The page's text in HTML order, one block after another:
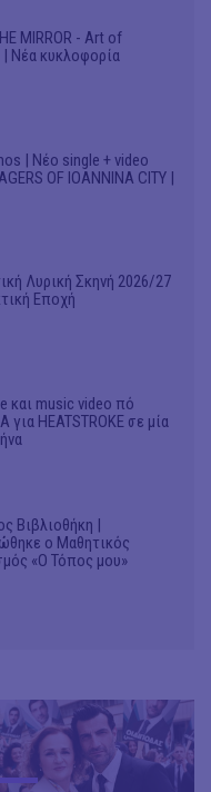
MIRROR - Art of
| Νέα κυκλοφορία
| Νέο single + video
OF IOANNINA CITY |
Λυρική Σκηνή 2026/27
Εποχή
και music video πό
για HEATSTROKE σε μία
Βιβλιοθήκη |
ο Μαθητικός
«Ο Τόπος μου»